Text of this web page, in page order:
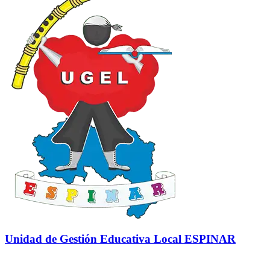
Unidad de Gestión Educativa Local ESPINAR